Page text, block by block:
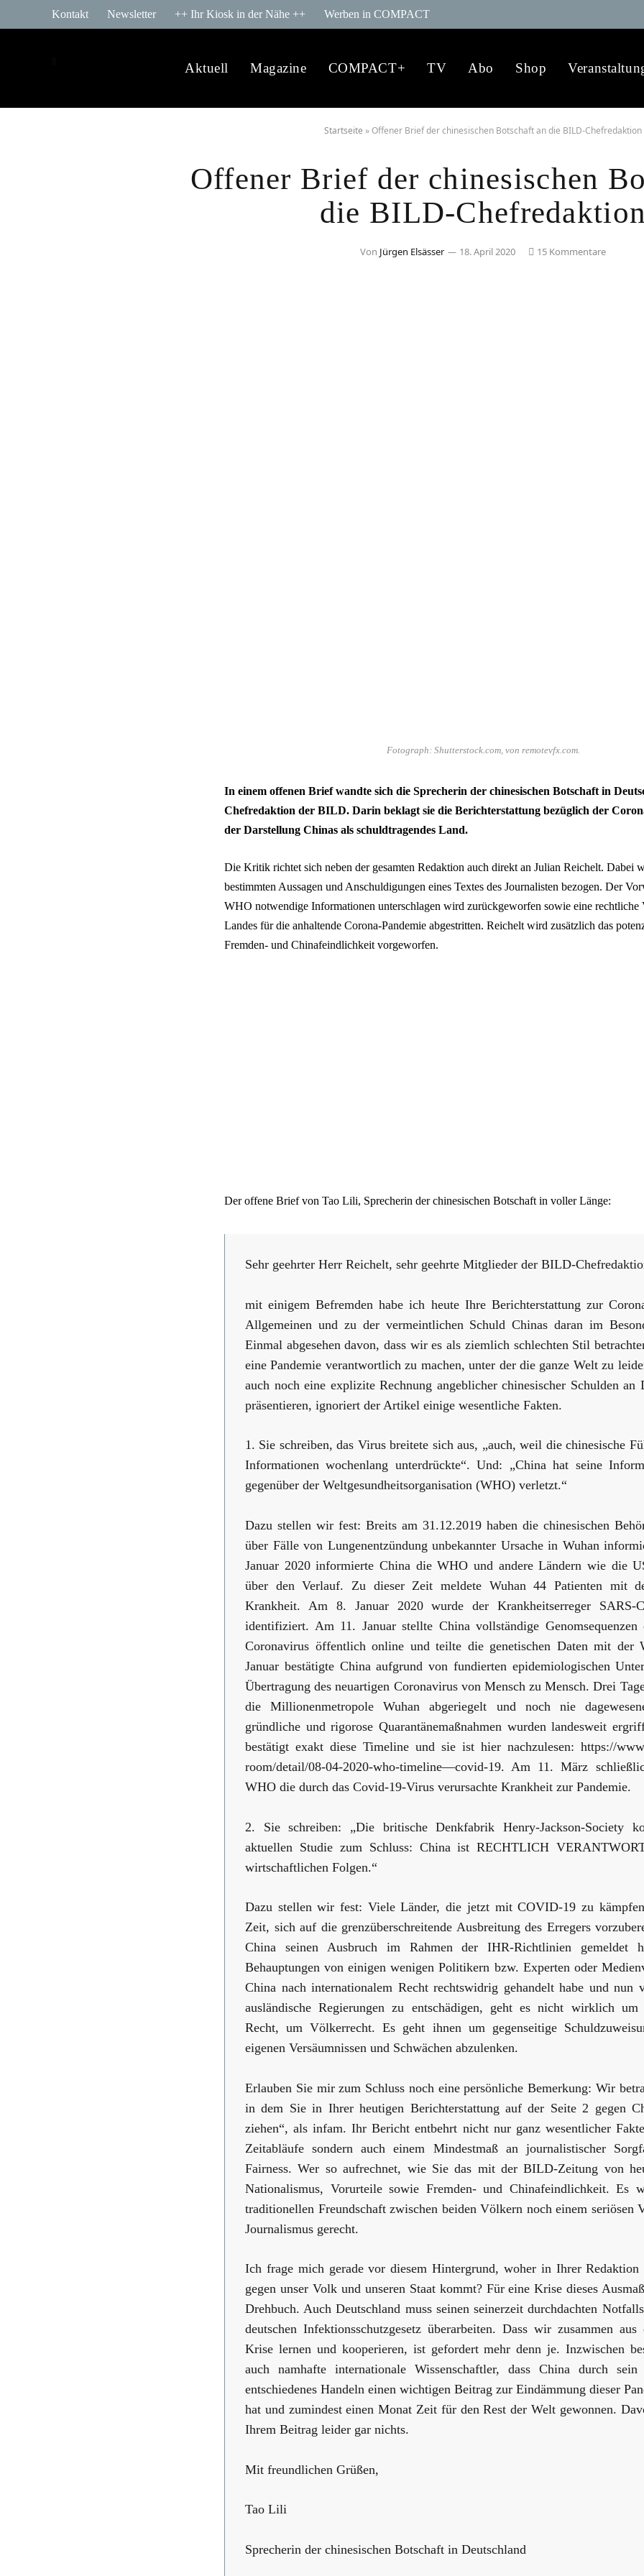
Kontakt Newsletter ++ Ihr Kiosk in der Nähe ++ Werben in COMPACT
Aktuell Magazine COMPACT+ TV Abo Shop
Startseite »Offener Brief der chinesischen Botschaft an die BILD-Chefredaktion
Offener Brief der chinesischen
die BILD-
Von Jürgen Elsässer 18. April 2020 15 Kommentare
Fotograph: Shutterstock.com, von remotevfx.com.
In einem offenen Brief wandte sich die Sprecherin der chinesischen Botschaft in
Chefredaktion der BILD. Darin beklagt sie die Berichterstattung bezüglich der
der Darstellung Chinas als schuldtragendes Land.
Die Kritik richtet sich neben der gesamten Redaktion auch direkt an Julian Reichelt. Dabei
bestimmten Aussagen und Anschuldigungen eines Textes des Journalisten bezogen. Der
WHO notwendige Informationen unterschlagen wird zurückgeworfen sowie eine rechtliche
Landes für die anhaltende Corona-Pandemie abgestritten. Reichelt wird zusätzlich das
Fremden- und Chinafeindlichkeit vorgeworfen.
Der offene Brief von Tao Lili, Sprecherin der chinesischen Botschaft in voller Länge:
Sehr geehrter Herr Reichelt, sehr geehrte Mitglieder der BILD-
mit einigem Befremden habe ich heute Ihre Berichterstattung zur
Allgemeinen und zu der vermeintlichen Schuld Chinas daran im
Einmal abgesehen davon, dass wir es als ziemlich schlechten Stil
eine Pandemie verantwortlich zu machen, unter der die ganze Welt zu
auch noch eine explizite Rechnung angeblicher chinesischer Schulden an
präsentieren, ignoriert der Artikel einige wesentliche Fakten.
1. Sie schreiben, das Virus breitete sich aus, „auch, weil die chinesische
Informationen wochenlang unterdrückte“. Und: „China hat seine
gegenüber der Weltgesundheitsorganisation (WHO) verletzt.“
Dazu stellen wir fest: Breits am 31.12.2019 haben die chinesischen
über Fälle von Lungenentzündung unbekannter Ursache in Wuhan
Januar 2020 informierte China die WHO und andere Ländern wie die
über den Verlauf. Zu dieser Zeit meldete Wuhan 44 Patienten mit
Krankheit. Am 8. Januar 2020 wurde der Krankheitserreger SARS-
identifiziert. Am 11. Januar stellte China vollständige Genomsequenzen
Coronavirus öffentlich online und teilte die genetischen Daten mit der
Januar bestätigte China aufgrund von fundierten epidemiologischen
Übertragung des neuartigen Coronavirus von Mensch zu Mensch. Drei
die Millionenmetropole Wuhan abgeriegelt und noch nie
gründliche und rigorose Quarantänemaßnahmen wurden landesweit
bestätigt exakt diese Timeline und sie ist hier nachzulesen: https://
room/detail/08-04-2020-who-timeline—covid-19. Am 11. März
WHO die durch das Covid-19-Virus verursachte Krankheit zur Pandemie.
2. Sie schreiben: „Die britische Denkfabrik Henry-Jackson-Society
aktuellen Studie zum Schluss: China ist RECHTLICH
wirtschaftlichen Folgen.“
Dazu stellen wir fest: Viele Länder, die jetzt mit COVID-19 zu
Zeit, sich auf die grenzüberschreitende Ausbreitung des Erregers
China seinen Ausbruch im Rahmen der IHR-Richtlinien gemeldet
Behauptungen von einigen wenigen Politikern bzw. Experten oder
China nach internationalem Recht rechtswidrig gehandelt habe und nun
ausländische Regierungen zu entschädigen, geht es nicht wirklich um
Recht, um Völkerrecht. Es geht ihnen um gegenseitige
eigenen Versäumnissen und Schwächen abzulenken.
Erlauben Sie mir zum Schluss noch eine persönliche Bemerkung: Wir
in dem Sie in Ihrer heutigen Berichterstattung auf der Seite 2 gegen
ziehen“, als infam. Ihr Bericht entbehrt nicht nur ganz wesentlicher
Zeitabläufe sondern auch einem Mindestmaß an journalistischer
Fairness. Wer so aufrechnet, wie Sie das mit der BILD-Zeitung von
Nationalismus, Vorurteile sowie Fremden- und Chinafeindlichkeit. Es
traditionellen Freundschaft zwischen beiden Völkern noch einem seriösen
Journalismus gerecht.
Ich frage mich gerade vor diesem Hintergrund, woher in Ihrer Redaktion
gegen unser Volk und unseren Staat kommt? Für eine Krise dieses
Drehbuch. Auch Deutschland muss seinen seinerzeit durchdachten
deutschen Infektionsschutzgesetz überarbeiten. Dass wir zusammen aus
Krise lernen und kooperieren, ist gefordert mehr denn je. Inzwischen
auch namhafte internationale Wissenschaftler, dass China durch sein
entschiedenes Handeln einen wichtigen Beitrag zur Eindämmung dieser
hat und zumindest einen Monat Zeit für den Rest der Welt gewonnen.
Ihrem Beitrag leider gar nichts.
Mit freundlichen Grüßen,
Tao Lili
Sprecherin der chinesischen Botschaft in Deutschland